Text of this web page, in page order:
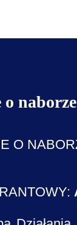
o
O